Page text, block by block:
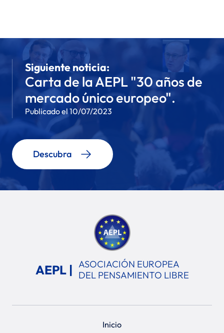
Siguiente noticia:
Carta de la AEPL "30 años de
mercado único europeo".
Publicado el 10/07/2023
Descubra
AEPL | ASOCIACIÓN EUROPEA
DEL PENSAMIENTO LIBRE
Inicio